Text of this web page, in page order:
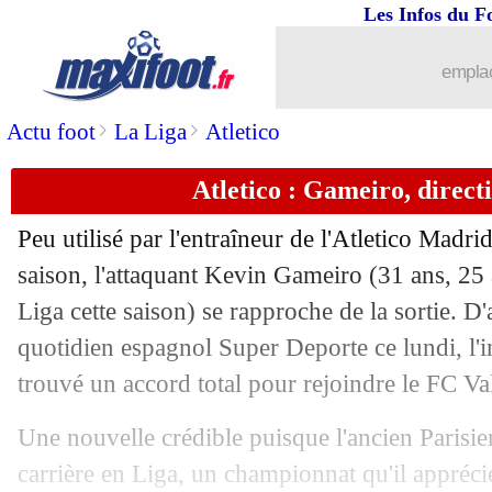
Actu foot> La Liga> Atletico
Les Infos du
Atletico : Gameiro,
Peu utilisé par l'entraîneur de l'Atletico
saison, l'attaquant Kevin Gameiro (31 ans, 25
Liga cette saison) se rapproche de la sortie.
quotidien espagnol Super Deporte ce lundi,
trouvé un accord total pour rejoindre le FC
Une nouvelle crédible puisque l'ancien
carrière en Liga, un championnat qu'il
Juventus : un "plan M" avec Morata
11/06 CdM: un doute sur la présence de
: Giroud interdit... de tête
11/06 Strasbourg: Oukidja annonce son
11/06 Real: le départ de CR7 ferait plaisir
11/06 EdF : Deschamps ne s'inquiète pas
11/06 Nice: Vieira a donné rendez-vous à
Nice: Rivère explique le choix Vieira